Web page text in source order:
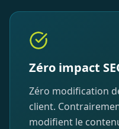
Zéro impact
Zéro modification
client.
modifient le